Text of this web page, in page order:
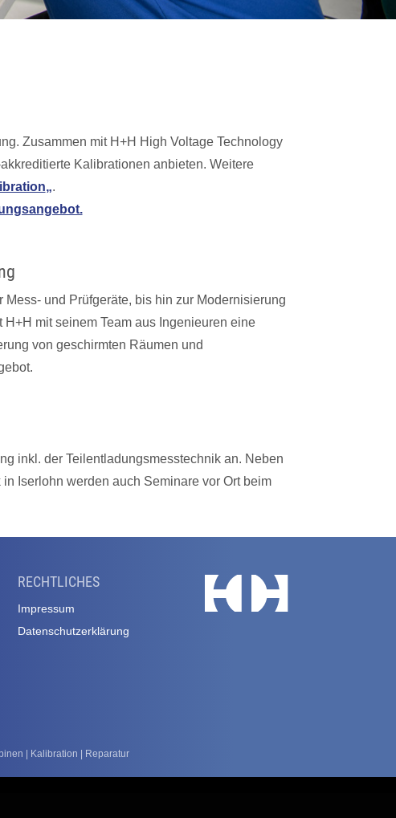
Zusammen mit H+H High Voltage Technology
Kalibrationen anbieten. Weitere
„.
und Prüfgeräte, bis hin zur Modernisierung
mit seinem Team aus Ingenieuren eine
von geschirmten Räumen und
inkl. der Teilentladungsmesstechnik an. Neben
Iserlohn werden auch Seminare vor Ort beim
RECHTLICHES
Impressum
Datenschutzerklärung
| Kalibration | Reparatur